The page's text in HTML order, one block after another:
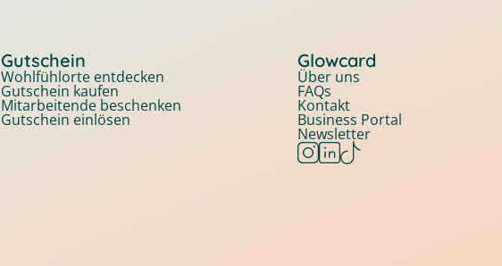
Gutschein
Wohlfühlorte entdecken
Gutschein kaufen
Mitarbeitende beschenken
Gutschein einlösen
Glowcard
Über uns
FAQs
Kontakt
Business Portal
Newsletter